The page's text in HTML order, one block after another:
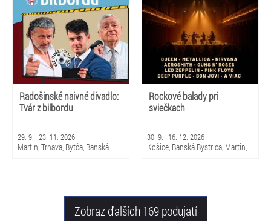
Radošinské naivné divadlo:
Tvár z bilbordu
29. 9.–23. 11. 2026
Martin, Trnava, Bytča, Banská
Rockové balady pri
sviečkach
30. 9.–16. 12. 2026
Košice, Banská Bystrica, Martin,
Žilina
Zobraz ďalších 169 podujatí